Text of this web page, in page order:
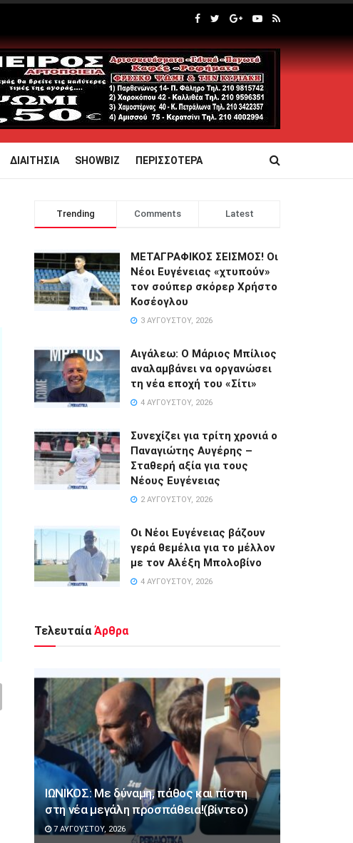
ΔΙΑΙΤΗΣΙΑ SHOWBIZ ΠΕΡΙΣΣΟΤΕΡΑ
Trending Comments Latest
ΜΕΤΑΓΡΑΦΙΚΟΣ ΣΕΙΣΜΟΣ! Οι
Νέοι Ευγένειας «χτυπούν»
τον σούπερ σκόρερ Χρήστο
Κοσέογλου
3 ΑΥΓΟΎΣΤΟΥ, 2026
Αιγάλεω: Ο Μάριος Μπίλιος
αναλαμβάνει να οργανώσει
τη νέα εποχή του «Σίτι»
4 ΑΥΓΟΎΣΤΟΥ, 2026
Συνεχίζει για τρίτη χρονιά ο
Παναγιώτης Αυγέρης –
Σταθερή αξία για τους
Νέους Ευγένειας
2 ΑΥΓΟΎΣΤΟΥ, 2026
Οι Νέοι Ευγένειας βάζουν
γερά θεμέλια για το μέλλον
με τον Αλέξη Μπολοβίνο
4 ΑΥΓΟΎΣΤΟΥ, 2026
Τελευταία Άρθρα
ΙΩΝΙΚΟΣ: Με δύναμη, πάθος και πίστη
στη νέα μεγάλη προσπάθεια!(βίντεο)
7 ΑΥΓΟΎΣΤΟΥ, 2026